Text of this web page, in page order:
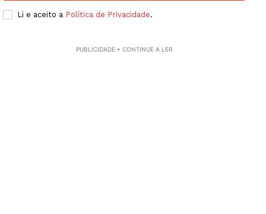
Li e aceito a Política de Privacidade.
PUBLICIDADE • CONTINUE A LER